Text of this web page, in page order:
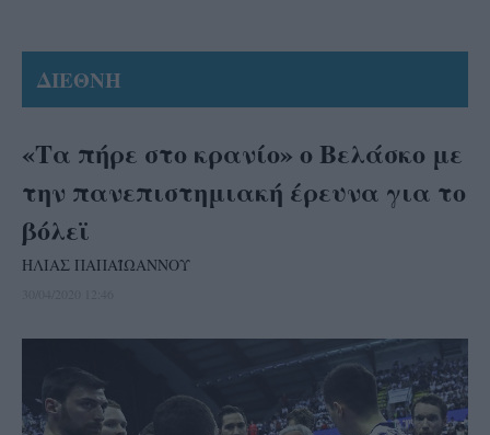
ΔΙΕΘΝΗ
«Τα πήρε στο κρανίο» ο Βελάσκο με
την πανεπιστημιακή έρευνα για το
βόλεϊ
ΗΛΙΑΣ ΠΑΠΑΪΩΑΝΝΟΥ